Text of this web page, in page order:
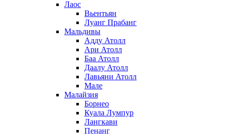
Лаос
Вьентьян
Луанг Прабанг
Мальдивы
Адду Атолл
Ари Атолл
Баа Атолл
Даалу Атолл
Лавьяни Атолл
Мале
Малайзия
Борнео
Куала Лумпур
Лангкави
Пенанг